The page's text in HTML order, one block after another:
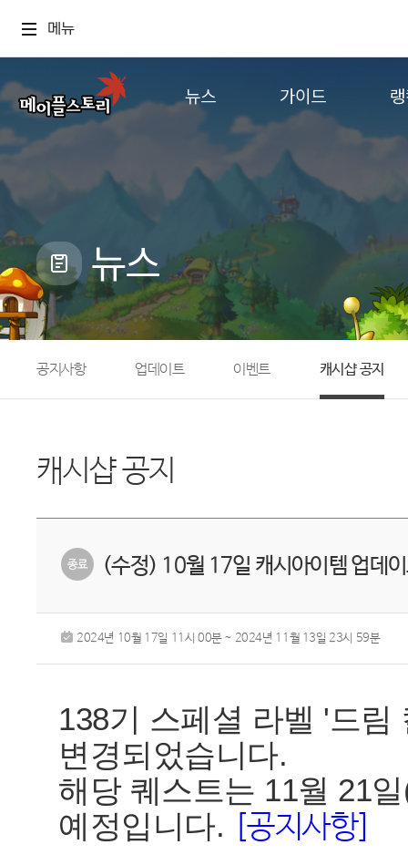
메뉴
뉴스
공지사항
업데이트
캐시샵 공지
메이플 알림판
with maple
가이드
게임정보
직업소개
확률형 아이템
NEXON NOW
뉴스
공지사항 업데이트 이벤트 캐시샵 공지
캐시샵 공지
(수정) 10월 17일 캐시아이템 업데
2024년 10월 17일 11시 00분 ~ 2024년 11월 13일 23시 59분
138기 스페셜 라벨 '드
변경되었습니다.
해당 퀘스트는 11월 21
예정입니다.
[공지사항]